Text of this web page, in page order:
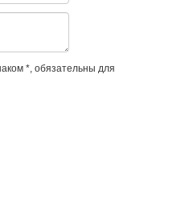
*, обязательны для